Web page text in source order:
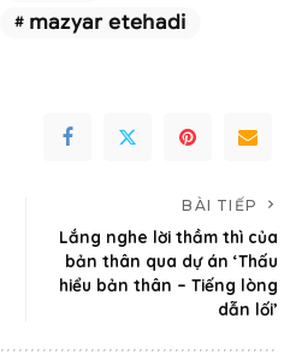
mazyar etehadi
BÀI TIẾP
Lắng nghe lời thầm thì của
bản thân qua dự án ‘Thấu
hiểu bản thân – Tiếng lòng
dẫn lối’